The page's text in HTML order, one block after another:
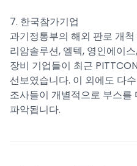
7. 한국참가기업
과기정통부의 해외 판로 개
리암솔루션, 엘텍, 영인에이
장비 기업들이 최근
선보였습니다. 이 외에도 다
조사들이 개별적으로 부스
파악됩니다.